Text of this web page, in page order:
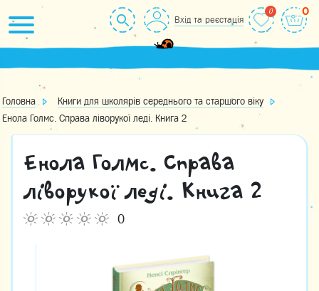
to
content
Вхід та реєстація
0
Головна
Книги для школярів середнього та старшого віку
Енола Голмс. Справа ліворукої леді. Книга 2
Енола Голмс. Справа
ліворукої леді. Книга 2
0